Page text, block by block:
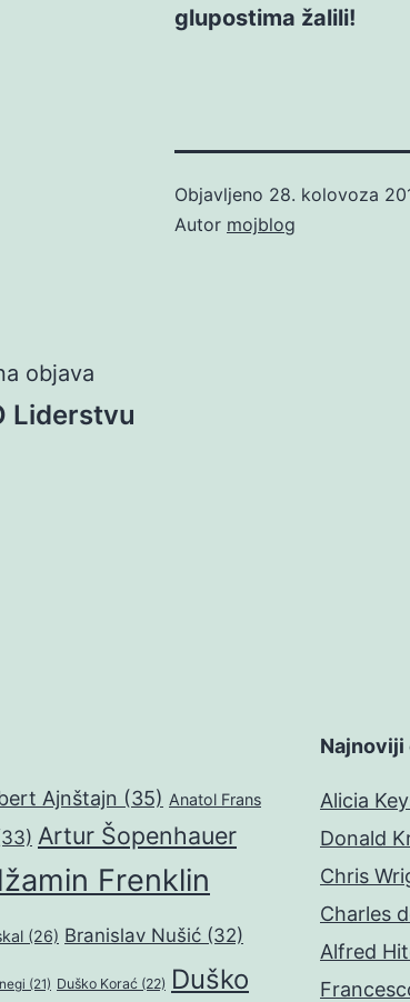
glupostima žalili!
Objavljeno 28. kolovoza
Autor mojblog
objava
Liderstvu
Ajnštajn (35) Anatol Frans
Artur Šopenhauer
Frenklin
(26) Branislav Nušić (32)
(21) Duško Korać (22) Duško
Alicia
Donald
Chris
Charles
Alfred